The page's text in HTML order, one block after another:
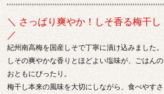
＼ さっぱり爽やか！しそ香る梅干し
／
紀州南高梅を国産しそで丁寧に漬け込みました。
しその爽やかな香りとほどよい塩味が、ごはんの
おともにぴったり。
梅干し本来の風味を大切にしながら、食べやすさ